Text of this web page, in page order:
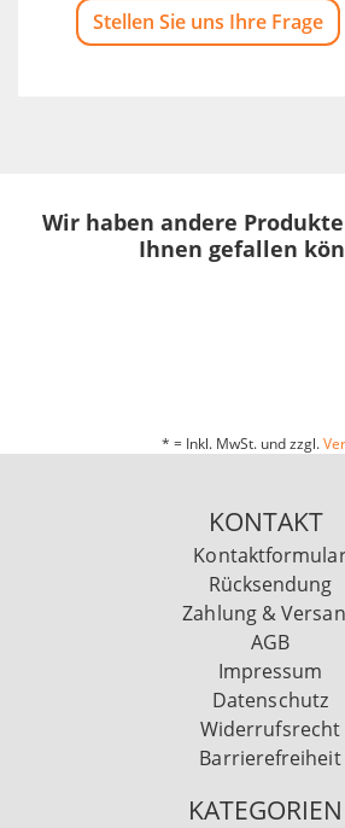
Stellen Sie uns Ihre Frage
Wir haben andere
Ihnen gefallen
* = Inkl. MwSt. und zzgl.
KONTAKT
Rücksendung
Zahlung &
AGB
Impressum
Datenschutz
Widerrufsrecht
Barrierefreiheit
KATEGORIEN